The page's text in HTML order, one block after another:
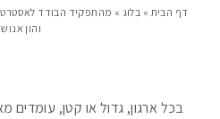
דף הבית » בלוג » מהתפקיד הבודד
והון אנושי
בכל ארגון, גדול או קטן, עומדים